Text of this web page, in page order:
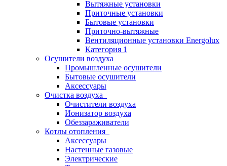
Вытяжные установки
Приточные установки
Бытовые установки
Приточно-вытяжные
Вентиляционные установки Energolux
Категория 1
Осушители воздуха
Промышленные осушители
Бытовые осушители
Аксессуары
Очистка воздуха
Очистители воздуха
Ионизатор воздуха
Обеззараживатели
Котлы отопления
Аксессуары
Настенные газовые
Электрические